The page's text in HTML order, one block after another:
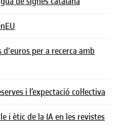
d'euros per a recerca amb
i l’expectació col·lectiva
i ètic de la IA en les revistes